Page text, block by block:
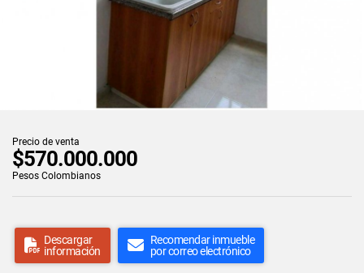
Precio de venta
$570.000.000
Pesos Colombianos
Descargar
información
Recomendar inmueble
por correo electrónico